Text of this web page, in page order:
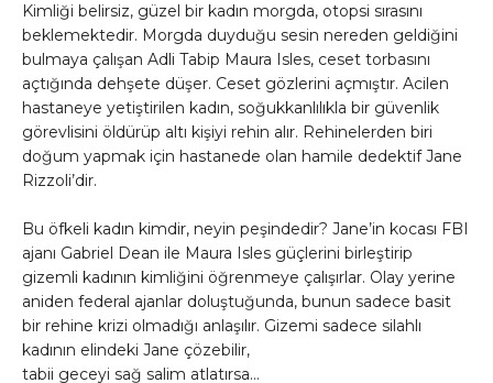
Kimliği belirsiz, güzel bir kadın morgda, otopsi sırasını
beklemektedir. Morgda duyduğu sesin nereden geldiğini
bulmaya çalışan Adli Tabip Maura Isles, ceset torbasını
açtığında dehşete düşer. Ceset gözlerini açmıştır. Acilen
hastaneye yetiştirilen kadın, soğukkanlılıkla bir güvenlik
görevlisini öldürüp altı kişiyi rehin alır. Rehinelerden biri
doğum yapmak için hastanede olan hamile dedektif Jane
Rizzoli’dir.
Bu öfkeli kadın kimdir, neyin peşindedir? Jane’in kocası FBI
ajanı Gabriel Dean ile Maura Isles güçlerini birleştirip
gizemli kadının kimliğini öğrenmeye çalışırlar. Olay yerine
aniden federal ajanlar doluştuğunda, bunun sadece basit
bir rehine krizi olmadığı anlaşılır. Gizemi sadece silahlı
kadının elindeki Jane çözebilir,
tabii geceyi sağ salim atlatırsa…